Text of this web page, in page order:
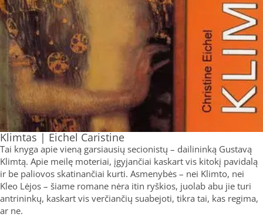
Klimtas | Eichel Caristine
Tai knyga apie vieną garsiausių secionistų – dailininką Gustavą
Klimtą. Apie meilę moteriai, įgyjančiai kaskart vis kitokį pavidalą
ir be paliovos skatinančiai kurti. Asmenybės – nei Klimto, nei
Kleo Lėjos – šiame romane nėra itin ryškios, juolab abu jie turi
antrininkų, kaskart vis verčiančių suabejoti, tikra tai, kas regima,
ar ne.